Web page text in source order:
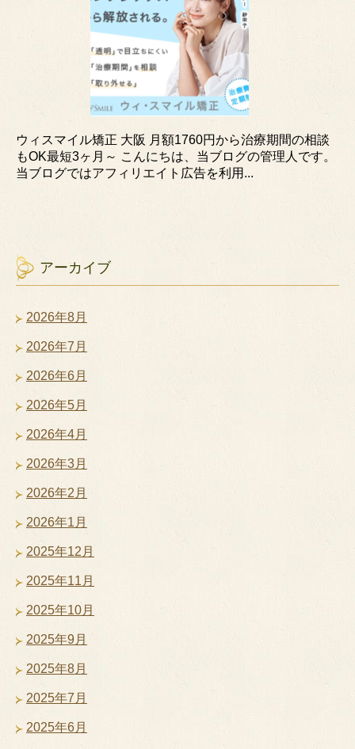
ウィスマイル矯正 大阪 月額1760円から治療期間の相談
もOK最短3ヶ月～ こんにちは、当ブログの管理人です。
当ブログではアフィリエイト広告を利用...
アーカイブ
2026年8月
2026年7月
2026年6月
2026年5月
2026年4月
2026年3月
2026年2月
2026年1月
2025年12月
2025年11月
2025年10月
2025年9月
2025年8月
2025年7月
2025年6月